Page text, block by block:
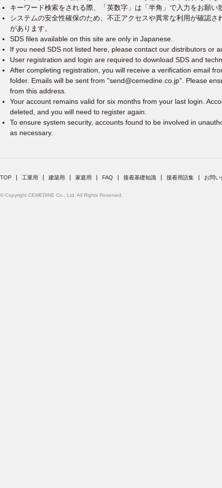
キーワード検索をされる際、「英数字」は「半角」で入力をお願
システムの安全性確保のため、不正アクセスや異常な利用が確認
があります。
SDS files available on this site are only in Japanese.
If you need SDS not listed here, please contact our distributors or
User registration and login are required to download SDS and
After completing registration, you will receive a verification email
folder. Emails will be sent from "send@cemedine.co.jp". Please
from this address.
Your account remains valid for six months from your last login.
deleted, and you will need to register again.
To ensure system security, accounts found to be involved in
as necessary.
TOP 工業用 建築用 家庭用 FAQ 接着基礎知識 接着用語集 お問い
© Copyright CEMEDINE Co., Ltd. All Rights Reserved.